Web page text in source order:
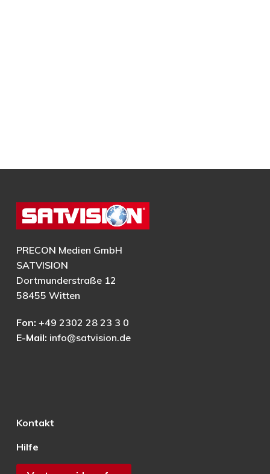
PRECON Medien GmbH
SATVISION
Dortmunderstraße 12
58455 Witten
Fon: +49 2302 28 23 3 0
E-Mail: info@satvision.de
Kontakt
Hilfe